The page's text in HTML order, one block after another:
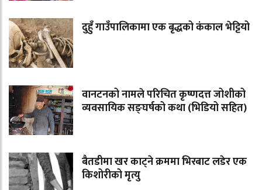
दुहुँ गाउँपालिकामा एक बृद्धको कंकाल भेट्टियो
वानटनको नामले परिचित कृष्णदत्त जोशीको
व्यवसायिक सङ्घर्षको कथा (भिडियो सहित)
बैतडीमा खर काट्ने क्रममा भिरबाट लडेर एक
किशोरीको मृत्यु